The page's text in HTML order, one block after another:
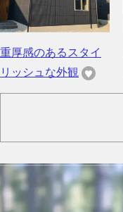
重厚感のあるスタイ
リッシュな外観